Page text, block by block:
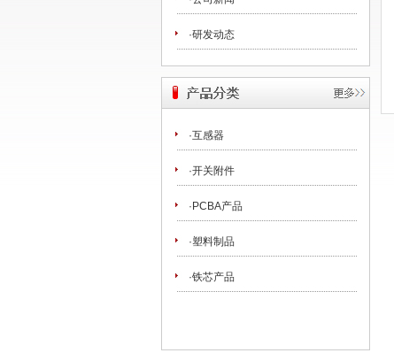
·研发动态
·互感器
·开关附件
·PCBA产品
·塑料制品
·铁芯产品